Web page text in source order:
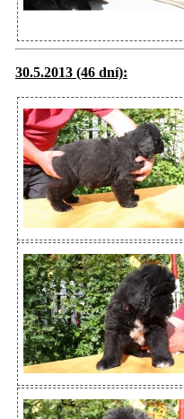
30.5.2013 (46 dní):